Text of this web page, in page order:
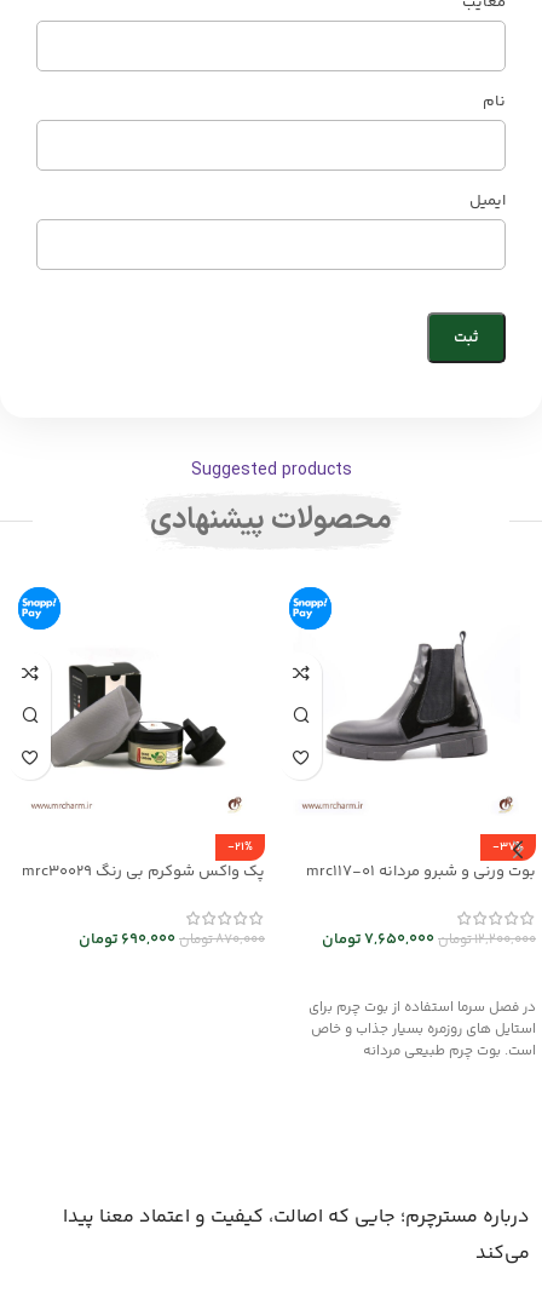
نام
ایمیل
Suggested products
محصولات پیشنهادی
-37%
بوت ورنی و شبرو مردانه mrc117-01
12,200,000تومان7,650,000تومان
در فصل سرما استفاده از بوت چرم برای
استایل های روزمره بسیار جذاب و خاص
است. بوت چرم طبیعی مردانه
-21%
پک واکس شوکرم بی رنگ mrc30029
870,000تومان690,000 تومان
درباره مسترچرم؛ جایی که اصالت، کیفیت و اعتماد معنا پیدا
می‌کند